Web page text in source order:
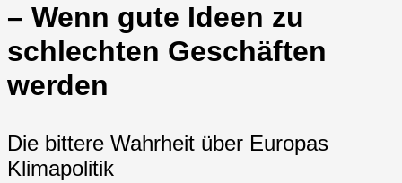
– Wenn gute Ideen zu
schlechten Geschäften
werden
Die bittere Wahrheit über Europas
Klimapolitik